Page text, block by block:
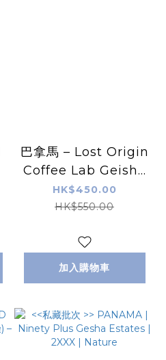
巴拿馬 – Lost Origin
Coffee Lab Geisha
去果皮酵母發酵 (Best
of Panama) 送選批
HK$450.00
HK$550.00
加入購物車